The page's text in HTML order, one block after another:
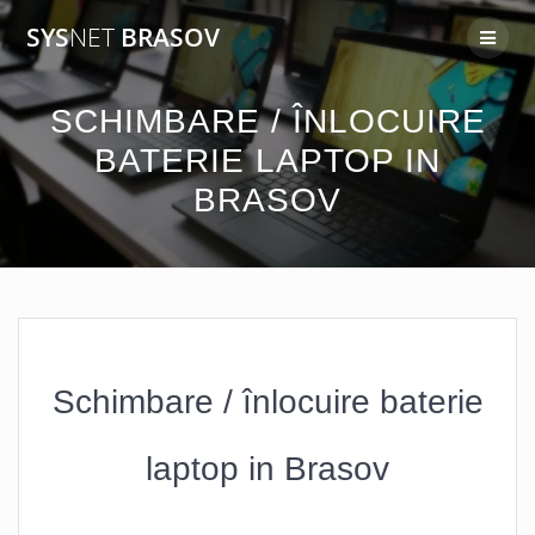
SYSNET BRASOV
SCHIMBARE / ÎNLOCUIRE
BATERIE LAPTOP IN
BRASOV
Schimbare / înlocuire baterie
laptop in Brasov